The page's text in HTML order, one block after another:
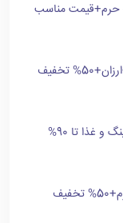
حرم+قیمت مناسب
تخفیف
سوئیت های ارزان در مشهد نزدیک حرم | با پارکینگ و غذا تا 90%